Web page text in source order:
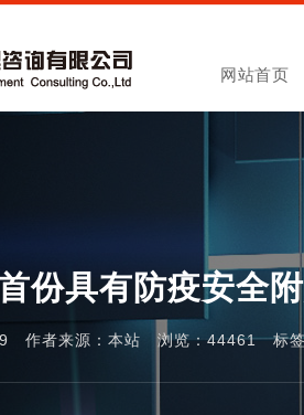
网站首页
份具有防疫安全
作者来源：本站 浏览：44461 标签